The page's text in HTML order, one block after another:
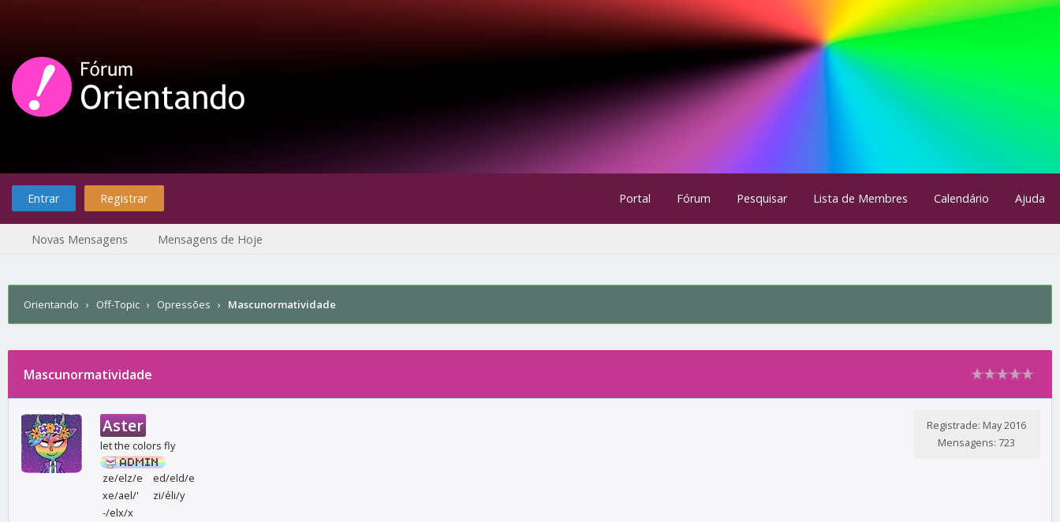
Entrar Registrar Portal Fórum Pesquisar Lista de Membres Calendário Ajuda
Novas Mensagens Mensagens de Hoje
Orientando › Off-Topic › Opressões › Mascunormatividade
Mascunormatividade
Aster
let the colors fly
ze/elz/e
ed/eld/e
xe/ael/'
zi/éli/y
-/elx/x
Registrade: May 2016
Mensagens: 723